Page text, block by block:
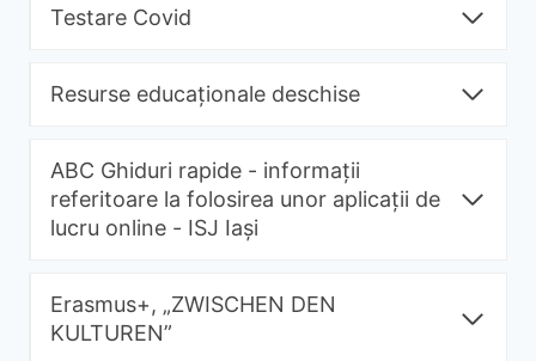
Testare Covid
Resurse educaționale deschise
ABC Ghiduri rapide - informații
referitoare la folosirea unor aplicații de
lucru online - ISJ Iași
Erasmus+, „ZWISCHEN DEN
KULTUREN”